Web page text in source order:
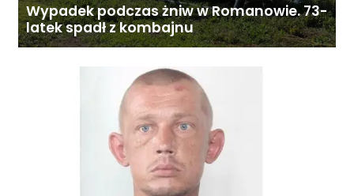
Wypadek podczas żniw w Romanowie. 73-
latek spadł z kombajnu